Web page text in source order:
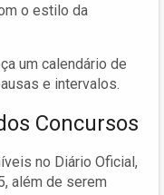
o estilo da
um calendário de
e intervalos.
Concursos
no Diário Oficial,
além de serem